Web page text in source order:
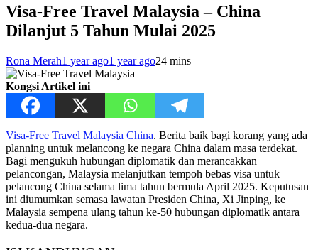
Visa-Free Travel Malaysia – China
Dilanjut 5 Tahun Mulai 2025
Rona Merah1 year ago1 year ago24 mins
Kongsi Artikel ini
Visa-Free Travel Malaysia China. Berita baik bagi korang yang ada
planning untuk melancong ke negara China dalam masa terdekat.
Bagi mengukuh hubungan diplomatik dan merancakkan
pelancongan, Malaysia melanjutkan tempoh bebas visa untuk
pelancong China selama lima tahun bermula April 2025. Keputusan
ini diumumkan semasa lawatan Presiden China, Xi Jinping, ke
Malaysia sempena ulang tahun ke-50 hubungan diplomatik antara
kedua-dua negara.